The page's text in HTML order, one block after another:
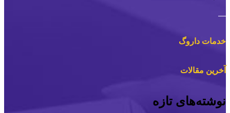
خدمات داروگ
آخرین مقالات
نوشته‌های تازه